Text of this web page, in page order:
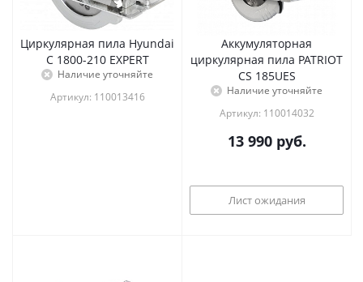
Циркулярная пила Hyundai
C 1800-210 EXPERT
Наличие уточняйте
Артикул: 110013416
Аккумуляторная
циркулярная пила PATRIOT
CS 185UES
Наличие уточняйте
Артикул: 110014032
13 990руб.
Лист ожидания